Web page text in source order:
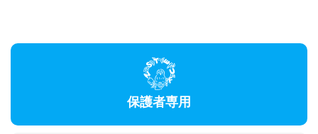
保護者専用